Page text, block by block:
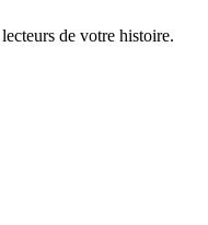
de votre histoire.